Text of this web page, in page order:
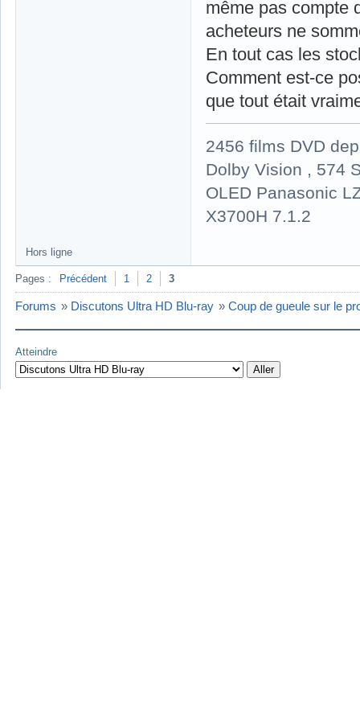
même pas compte
acheteurs ne
En tout cas les
Comment est-ce
que tout était
2456 films DVD
Dolby Vision , 574
OLED Panasonic
X3700H 7.1.2
Hors ligne
Pages : Précédent 1 2 3
Forums » Discutons Ultra HD Blu-ray » Coup de gueule sur le
Atteindre